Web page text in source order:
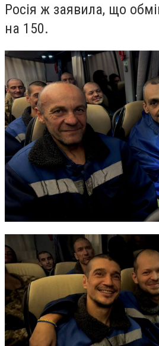
Росія ж заявила, що
на 150.